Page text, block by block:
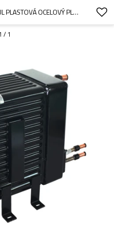
HZSS CERTIFIKACE CE / UL PLASTOVÁ OCELOVÝ PLÁŠŤ A POTRUBÍ VÝMĚNÍK TEPLA CUPRONICKEL POTRUBÍ VÝMĚNÍK TEPLA KONDENZÁTOR / VÝPARNÍK
/ 1